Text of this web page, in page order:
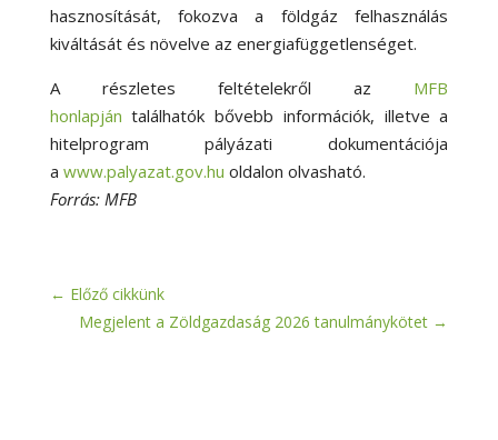
hasznosítását, fokozva a földgáz felhasználás
kiváltását és növelve az energiafüggetlenséget.
A részletes feltételekről az
MFB
honlapján találhatók bővebb információk, illetve a
hitelprogram pályázati dokumentációja
a www.palyazat.gov.hu oldalon olvasható.
Forrás: MFB
← Előző cikkünk
Megjelent a Zöldgazdaság 2026 tanulmánykötet →